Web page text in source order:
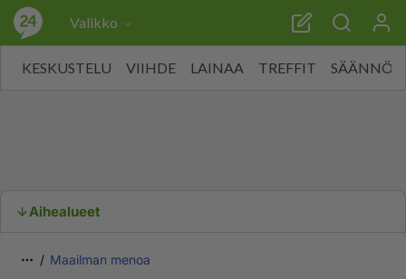
Valikko
KESKUSTELU VIIHDE LAINAA TREFFIT SÄÄNNÖT
Aihealueet
Maailman menoa